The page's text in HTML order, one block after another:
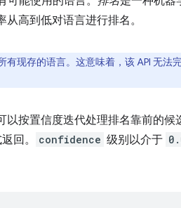
高到低对语言进行排名。
现存的语言。这意味着，该 API 无法
按置信度迭代处理排名靠前的候
回。 confidence 级别以介于